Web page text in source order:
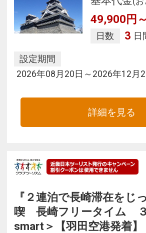
49,900円
日数 3 日
設定期間
2026年08月20日～2026年12月
詳細を見る
『２連泊で長崎滞在をじ
喫 長崎フリータイム
smart＞【羽田空港発着】